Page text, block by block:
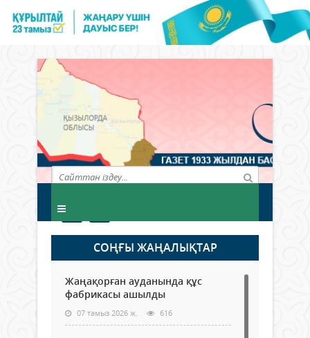
СОҢҒЫ ЖАҢАЛЫҚТАР
Жаңақорған ауданында құс
фабрикасы ашылды
07 тамыз 2026 ж. 616